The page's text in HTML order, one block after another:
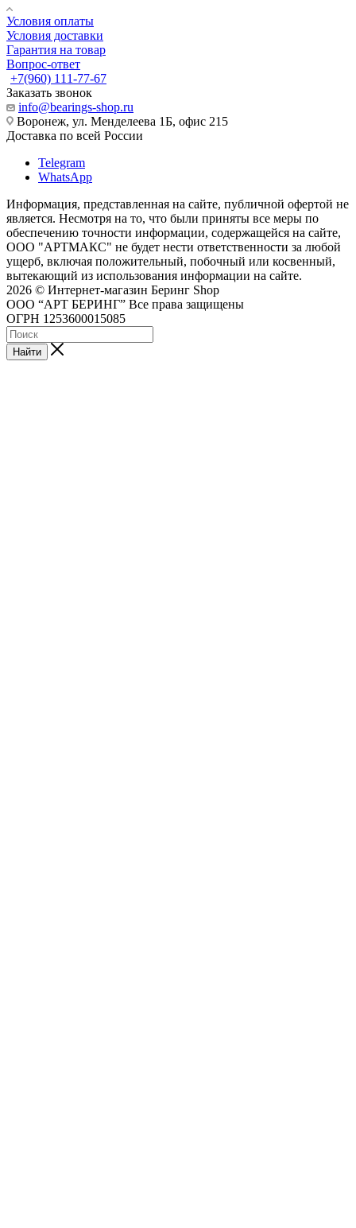
Условия оплаты
Условия доставки
Гарантия на товар
Вопрос-ответ
+7(960) 111-77-67
Заказать звонок
info@bearings-shop.ru
Воронеж, ул. Менделеева 1Б, офис 215
Доставка по всей России
Telegram
WhatsApp
Информация, представленная на сайте, публичной офертой не
является. Несмотря на то, что были приняты все меры по
обеспечению точности информации, содержащейся на сайте,
ООО "АРТМАКС" не будет нести ответственности за любой
ущерб, включая положительный, побочный или косвенный,
вытекающий из использования информации на сайте.
2026 © Интернет-магазин Беринг Shop
ООО “АРТ БЕРИНГ” Все права защищены
ОГРН 1253600015085
Найти